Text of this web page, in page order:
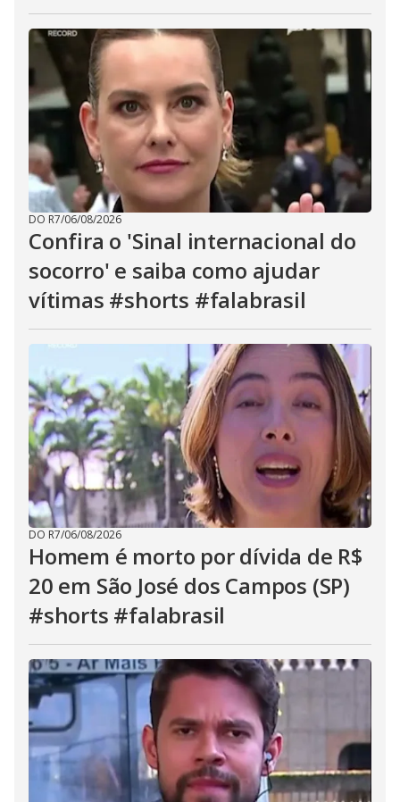
DO R7/06/08/2026
Confira o 'Sinal internacional do
socorro' e saiba como ajudar
vítimas #shorts #falabrasil
DO R7/06/08/2026
Homem é morto por dívida de R$
20 em São José dos Campos (SP)
#shorts #falabrasil